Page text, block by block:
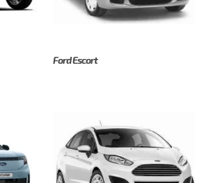
Ford Escort